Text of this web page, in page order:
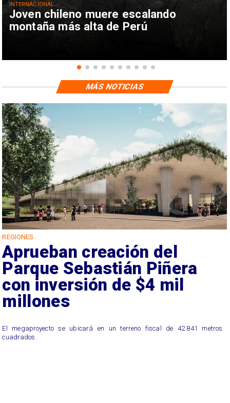
Joven chileno muere escalando
montaña más alta de Perú
INTERNACIONAL
REGIONES
Aprueban creación del
Parque Sebastián Piñera
con inversión de $4 mil
millones
El megaproyecto se ubicará en un terreno fiscal de 42.841 metros
cuadrados.
MÁS NOTICIAS